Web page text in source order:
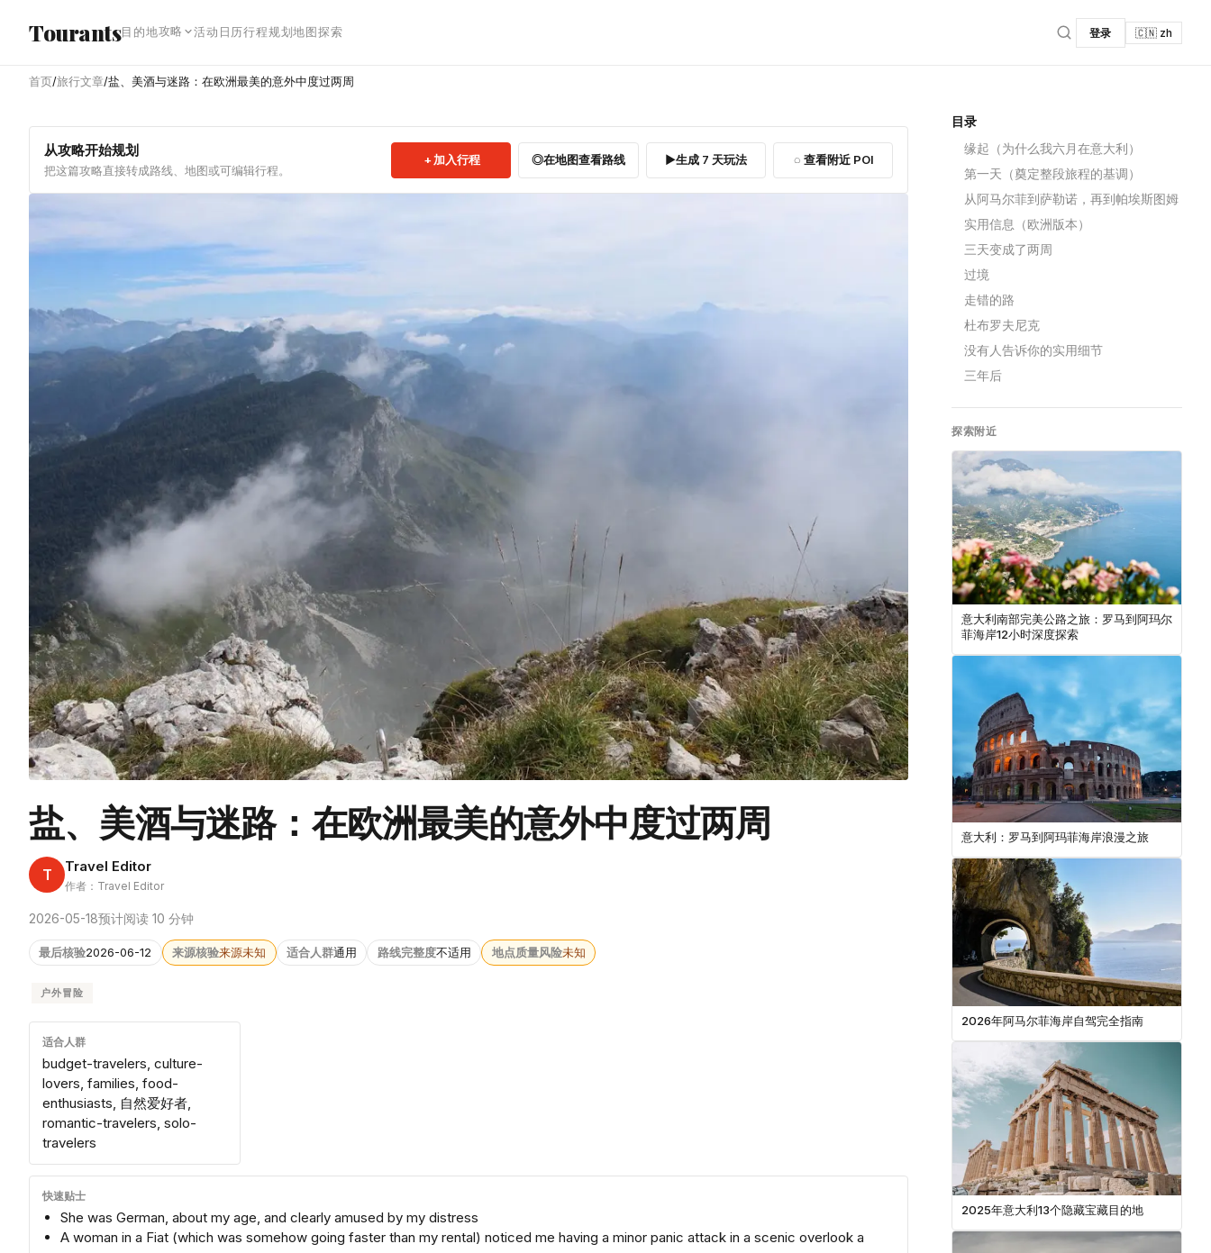
Tourants目的地攻略 活动日历行程规划地图探索 登录 🇨🇳 zh
首页/旅行文章/盐、美酒与迷路：在欧洲最美的意外中度过两周
从攻略开始规划
把这篇攻略直接转成路线、地图或可编辑行程。
加入行程 在地图查看路线 生成 7 天玩法 查看附近 POI
盐、美酒与迷路：在欧洲最美的意外中度过两周
T Travel Editor
作者：Travel Editor
2026-05-18预计阅读 10 分钟
最后核验2026-06-12 来源核验来源未知 适合人群通用 路线完整度不适用 地点质量风险未知
户外冒险
适合人群
budget-travelers, culture-
lovers, families, food-
enthusiasts, 自然爱好者,
romantic-travelers, solo-
travelers
快速贴士
She was German, about my age, and clearly amused by my distress
A woman in a Fiat (which was somehow going faster than my rental) noticed me having a minor panic attack in a scenic overlook a
目录
缘起（为什么我六月在意大利）
第一天（奠定整段旅程的基调）
从阿马尔菲到萨勒诺，再到帕埃斯图姆
实用信息（欧洲版本）
三天变成了两周
过境
走错的路
杜布罗夫尼克
没有人告诉你的实用细节
三年后
探索附近
意大利南部完美公路之旅：罗马到阿玛尔
菲海岸12小时深度探索
意大利：罗马到阿玛菲海岸浪漫之旅
2026年阿马尔菲海岸自驾完全指南
2025年意大利13个隐藏宝藏目的地